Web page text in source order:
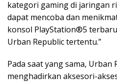
kategori gaming di jaringan
dapat mencoba dan
konsol PlayStation®5
Urban Republic tertentu.”
Pada saat yang sama, Urban
menghadirkan aksesori-